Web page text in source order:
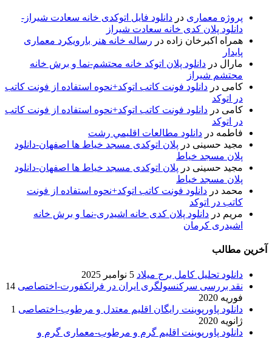
پروژه معماری در دانلود فایل اتوکدی خانه سعادت شیراز-
دانلود پلان کدی خانه سعادت شیراز
همراه اکبرخان زاده در رساله خانه هنر بارویکرد معماری
پایدار
مارال در دانلود پلان اتوکد خانه محتشم-نما و برش خانه
محتشم شیراز
کامی در دانلود فونت کاتب اتوکد+نحوه استفاده از فونت کاتب
در اتوکد
کامی در دانلود فونت کاتب اتوکد+نحوه استفاده از فونت کاتب
در اتوکد
فاطمه در دانلود مطالعات اقليمي رشت
مجید حسینی در پلان اتوکدی مسجد خیاط ها اصفهان-دانلود
پلان مسجد خیاط
مجید حسینی در پلان اتوکدی مسجد خیاط ها اصفهان-دانلود
پلان مسجد خیاط
محمد در دانلود فونت کاتب اتوکد+نحوه استفاده از فونت
کاتب در اتوکد
مریم در دانلود پلان کدی خانه اشیدری-نما و برش خانه
اشیدری کرمان
آخرین مطالب
دانلود تحلیل کامل برج میلاد 5 نوامبر 2025
نقد بررسی سرکنسولگری ایران در فرانکفورت-اختصاصی 14
فوریه 2020
دانلود پاورپوینت رایگان اقلیم معتدل و مرطوب-اختصاصی 1
ژانویه 2020
دانلود پاورپوینت اقلیم گرم و مرطوب-معماری گرم و